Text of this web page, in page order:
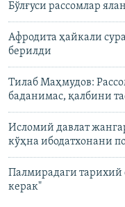
Бўлғуси рассомлар
Афродита ҳайкали
берилди
Тилаб Маҳмудов:
баданимас, қалбини
Исломий давлат
кўҳна ибодатхонани
Палмирадаги
керак"